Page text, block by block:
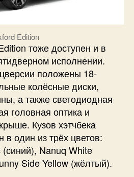
Edition
тоже доступен и в
исполнении.
положены 18-
колёсные диски,
а также светодиодная
головная оптика и
Кузов хэтчбека
один из трёх цветов:
Nanuq White
Side Yellow (жёлтый).